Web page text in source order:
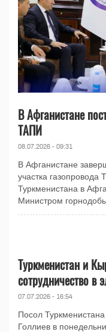
В Афганистане
ТАПИ
08.07.2026 - 09:31
В Афганистане
участка
Туркменистана в
Министром
Туркменистан и
сотрудничество в
07.07.2026 - 16:54
Посол
Голлиев в